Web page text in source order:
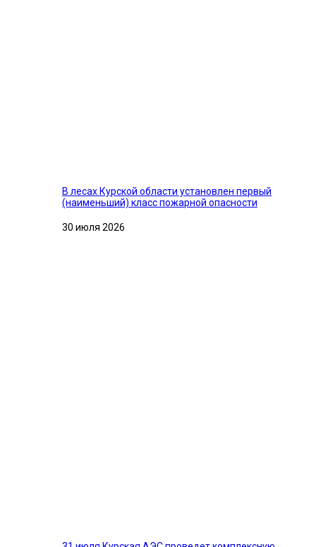
В лесах Курской области установлен первый
(наименьший) класс пожарной опасности
30 июля 2026